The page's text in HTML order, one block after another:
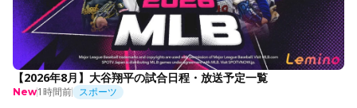
【2026年8月】大谷翔平の試合日程・放送予定一覧
New1時間前 スポーツ